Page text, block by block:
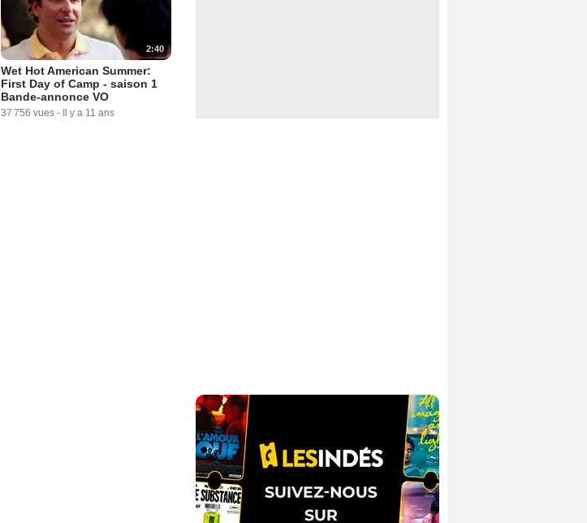
2:40
Wet Hot American Summer:
First Day of Camp - saison 1
Bande-annonce VO
37 756 vues - Il y a 11 ans